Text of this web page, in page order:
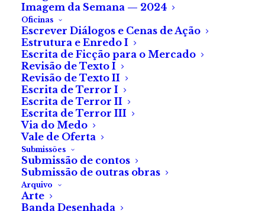
Imagem da Semana — 2024
Oficinas
Escrever Diálogos e Cenas de Ação
Estrutura e Enredo I
Escrita de Ficção para o Mercado
Revisão de Texto I
Revisão de Texto II
Escrita de Terror I
Escrita de Terror II
Escrita de Terror III
Via do Medo
Vale de Oferta
Submissões
Submissão de contos
Submissão de outras obras
Arquivo
Arte
Banda Desenhada
As manhãs? Cheiram a morte, que cheira a podre com
um toque adocicado. Talvez seja a adrenalina em
decomposição que, na noite anterior, me bombeava no
sangue. Agora, nas veias, corre apenas vergonha e
culpa.
Procuro os caninos com a língua, mas não estão lá. Em
vez deles, está o inconfundível sabor metálico do
sangue, que estranho cada vez menos. Tenho uma
ferida bastante feia no ombro, mas nenhum osso
partido desta vez.